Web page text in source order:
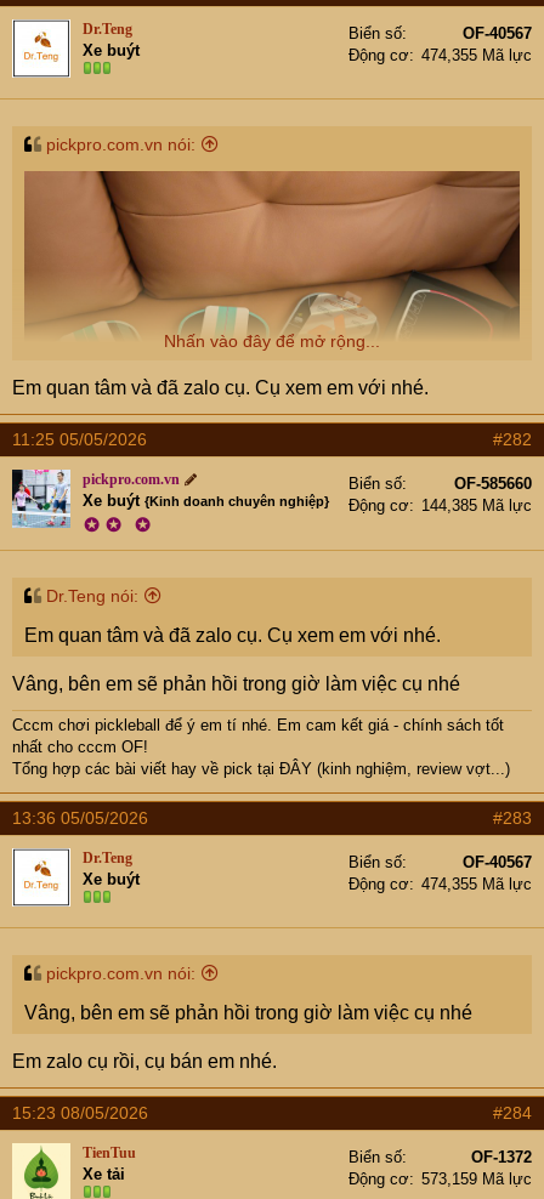
Dr.Teng
Xe buýt
Biển số
OF-40567
Động cơ
474,355 Mã lực
pickpro.com.vn nói:
quá đẹp ạ
pickleball-joola-3-3s-mod-ta-ship-my/
Nhấn vào đây để mở rộng...
Em quan tâm và đã zalo cụ. Cụ xem em với nhé.
11:25 05/05/2026 #282
pickpro.com.vn
Xe buýt {Kinh doanh chuyên nghiệp}
✪ ✪ ✪
Biển số
OF-585660
Động cơ
144,385 Mã lực
Dr.Teng nói:
Em quan tâm và đã zalo cụ. Cụ xem em với nhé.
Vâng, bên em sẽ phản hồi trong giờ làm việc cụ nhé
Cccm chơi pickleball để ý em tí nhé. Em cam kết giá - chính sách tốt
nhất cho cccm OF!
Tổng hợp các bài viết hay về pick tại ĐÂY (kinh nghiệm, review vợt...)
13:36 05/05/2026 #283
Dr.Teng
Xe buýt
Biển số
OF-40567
Động cơ
474,355 Mã lực
pickpro.com.vn nói:
Vâng, bên em sẽ phản hồi trong giờ làm việc cụ nhé
Em zalo cụ rồi, cụ bán em nhé.
15:23 08/05/2026 #284
TienTuu
Xe tải
Biển số
OF-1372
Động cơ
573,159 Mã lực